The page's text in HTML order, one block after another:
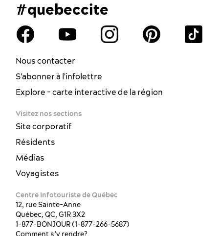
#quebeccite
Nous contacter
S'abonner à l'infolettre
Explore - carte interactive de la région
Visitez nos sections
Site corporatif
Résidents
Médias
Voyagistes
Centre Infotouriste de Québec
12, rue Sainte-Anne
Québec, QC, G1R 3X2
1-877-BONJOUR (1-877-266-5687)
Comment s’y rendre?